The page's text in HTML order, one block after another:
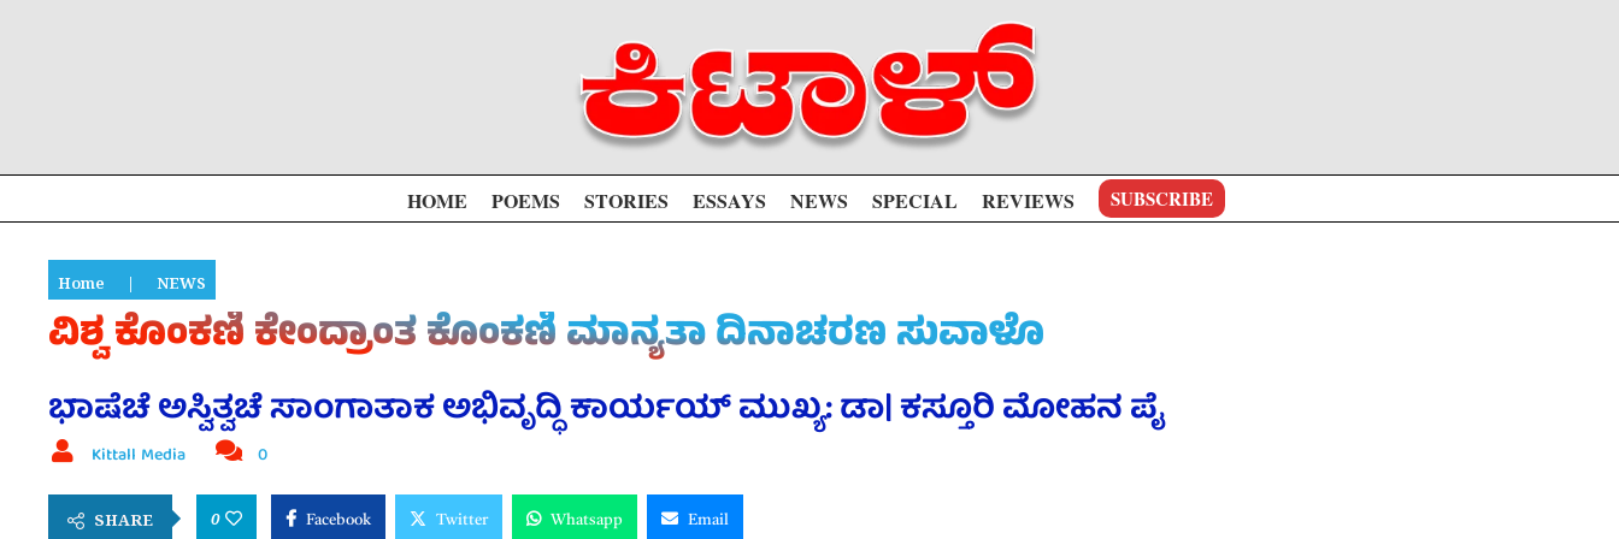
HOME POEMS STORIES ESSAYS NEWS SPECIAL REVIEWS SUBSCRIBE
Home | NEWS
ವಿಶ್ವ ಕೊಂಕಣಿ ಕೇಂದ್ರಾಂತ ಕೊಂಕಣಿ ಮಾನ್ಯತಾ ದಿನಾಚರಣ ಸುವಾಳೊ
ಭಾಷೆಚೆ ಅಸ್ವಿತ್ವಚೆ ಸಾಂಗಾತಾಕ ಅಭಿವೃದ್ಧಿ ಕಾರ್ಯಯ್ ಮುಖ್ಯ: ಡಾ| ಕಸ್ತೂರಿ ಮೋಹನ ಪೈ
Kittall Media 0
SHARE 0 Facebook Twitter Whatsapp Email